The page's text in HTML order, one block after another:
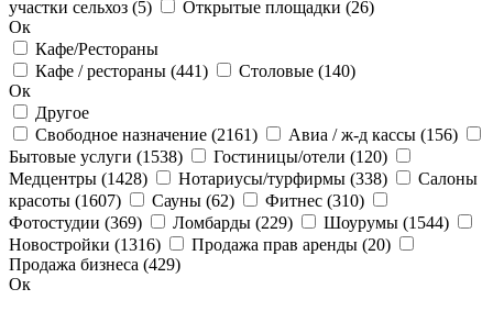
участки сельхоз (5) Открытые площадки (26)
Ок
Кафе/Рестораны
Кафе / рестораны (441) Столовые (140)
Ок
Другое
Свободное назначение (2161) Авиа / ж-д кассы (156)
Бытовые услуги (1538) Гостиницы/отели (120)
Медцентры (1428) Нотариусы/турфирмы (338)
Салоны
красоты (1607) Сауны (62) Фитнес (310)
Фотостудии (369) Ломбарды (229) Шоурумы (1544)
Новостройки (1316) Продажа прав аренды (20)
Продажа бизнеса (429)
Ок